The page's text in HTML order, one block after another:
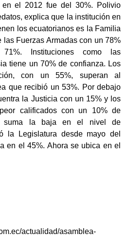
el 2012 fue del 30%. Polivio
explica que la institución en
los ecuatorianos es la Familia
las Fuerzas Armadas con un 78%
Instituciones como las
tiene un 70% de confianza. Los
con un 55%, superan al
que recibió un 53%. Por debajo
la Justicia con un 15% y los
calificados con un 10% de
suma la baja en el nivel de
la Legislatura desde mayo del
en el 45%. Ahora se ubica en el
actualidad/asamblea-